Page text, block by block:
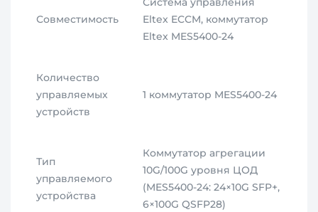
Совместимость
Eltex ECCM, коммутатор
Eltex MES5400-24
Количество
управляемых
устройств
1 коммутатор MES5400-24
Тип
управляемого
устройства
Коммутатор агрегации
10G/100G уровня ЦОД
(MES5400-24: 24×10G SFP+,
6×100G QSFP28)